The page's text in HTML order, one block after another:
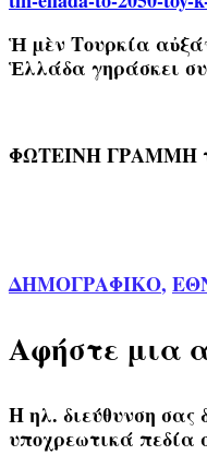
Ἡ μὲν Τουρκία
Ἑλλάδα γηράσκει
ΦΩΤΕΙΝΗ ΓΡΑΜΜΗ
ΔΗΜΟΓΡΑΦΙΚΟ,
Αφήστε μια
Η ηλ. διεύθυνση σας
υποχρεωτικά πεδία